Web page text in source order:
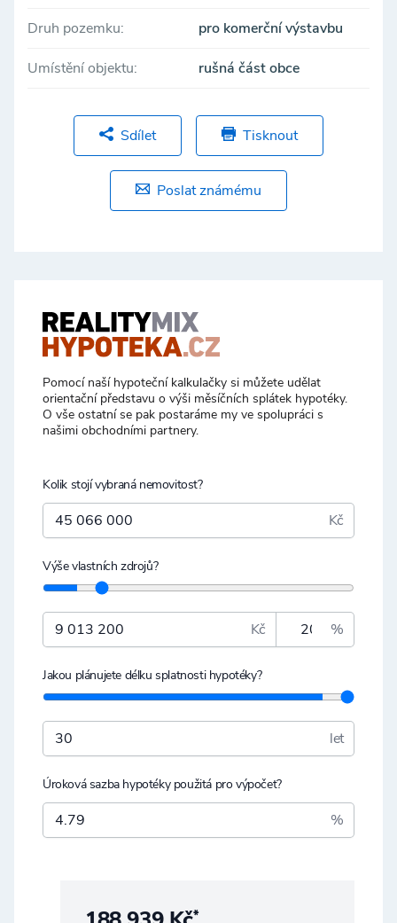
Druh pozemku: pro komerční výstavbu
Umístění objektu: rušná část obce
Sdílet Tisknout
Poslat známému
Pomocí naší hypoteční kalkulačky si můžete udělat
orientační představu o výši měsíčních splátek hypotéky.
O vše ostatní se pak postaráme my ve spolupráci s
našimi obchodními partnery.
Kolik stojí vybraná nemovitost?
Kč
Výše vlastních zdrojů?
Kč %
Jakou plánujete délku splatnosti hypotéky?
let
Úroková sazba hypotéky použitá pro výpočet?
%
*